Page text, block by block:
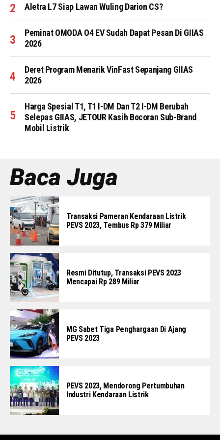
Aletra L7 Siap Lawan Wuling Darion CS?
Peminat OMODA O4 EV Sudah Dapat Pesan Di GIIAS
2026
Deret Program Menarik VinFast Sepanjang GIIAS
2026
Harga Spesial T1, T1 I-DM Dan T2 I-DM Berubah
Selepas GIIAS, JETOUR Kasih Bocoran Sub-Brand
Mobil Listrik
Baca Juga
Transaksi Pameran Kendaraan Listrik
PEVS 2023, Tembus Rp 379 Miliar
Resmi Ditutup, Transaksi PEVS 2023
Mencapai Rp 289 Miliar
MG Sabet Tiga Penghargaan Di Ajang
PEVS 2023
PEVS 2023, Mendorong Pertumbuhan
Industri Kendaraan Listrik